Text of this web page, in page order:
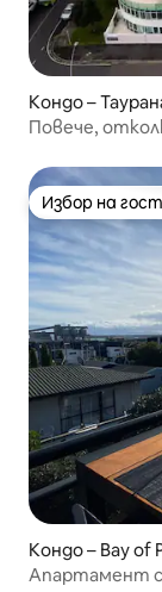
Кондо –
Повече,
Избор на
Избор на
Кондо – Bay of
Апартамент